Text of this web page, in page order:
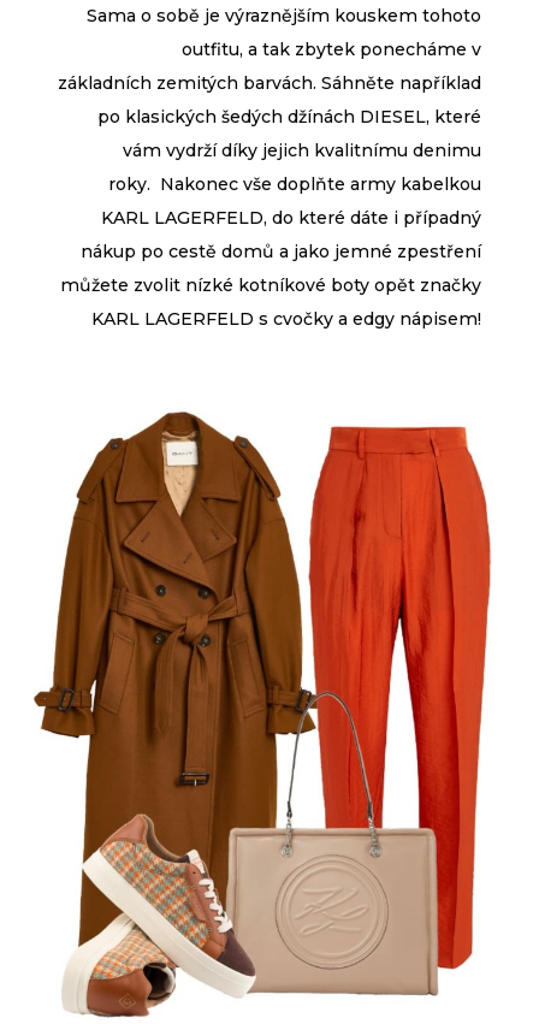
Sama o sobě je výraznějším kouskem tohoto
outfitu, a tak zbytek ponecháme v
základních zemitých barvách. Sáhněte například
po klasických šedých džínách DIESEL, které
vám vydrží díky jejich kvalitnímu denimu
roky. Nakonec vše doplňte army kabelkou
KARL LAGERFELD, do které dáte i případný
nákup po cestě domů a jako jemné zpestření
můžete zvolit nízké kotníkové boty opět značky
KARL LAGERFELD s cvočky a edgy nápisem!